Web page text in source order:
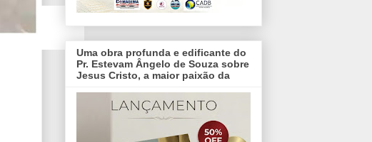
Uma obra profunda e edificante do
Pr. Estevam Ângelo de Souza sobre
Jesus Cristo, a maior paixão da